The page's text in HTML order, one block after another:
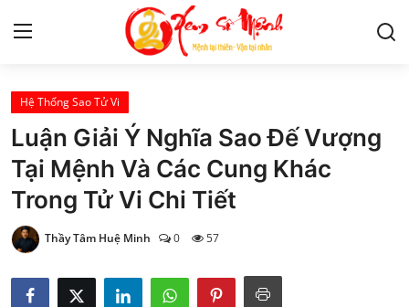
Tử Vi
Kiến Thức
Tâm linh
Phong thủy
Cung hoàng đạo
Hệ Thống Sao Tử Vi
Luận Giải Ý Nghĩa Sao Đế Vượng
Tại Mệnh Và Các Cung Khác
Trong Tử Vi Chi Tiết
Thầy Tâm Huệ Minh 0 57